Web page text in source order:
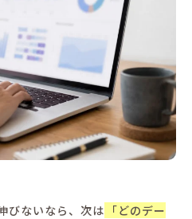
びないなら、次は 「どのデー